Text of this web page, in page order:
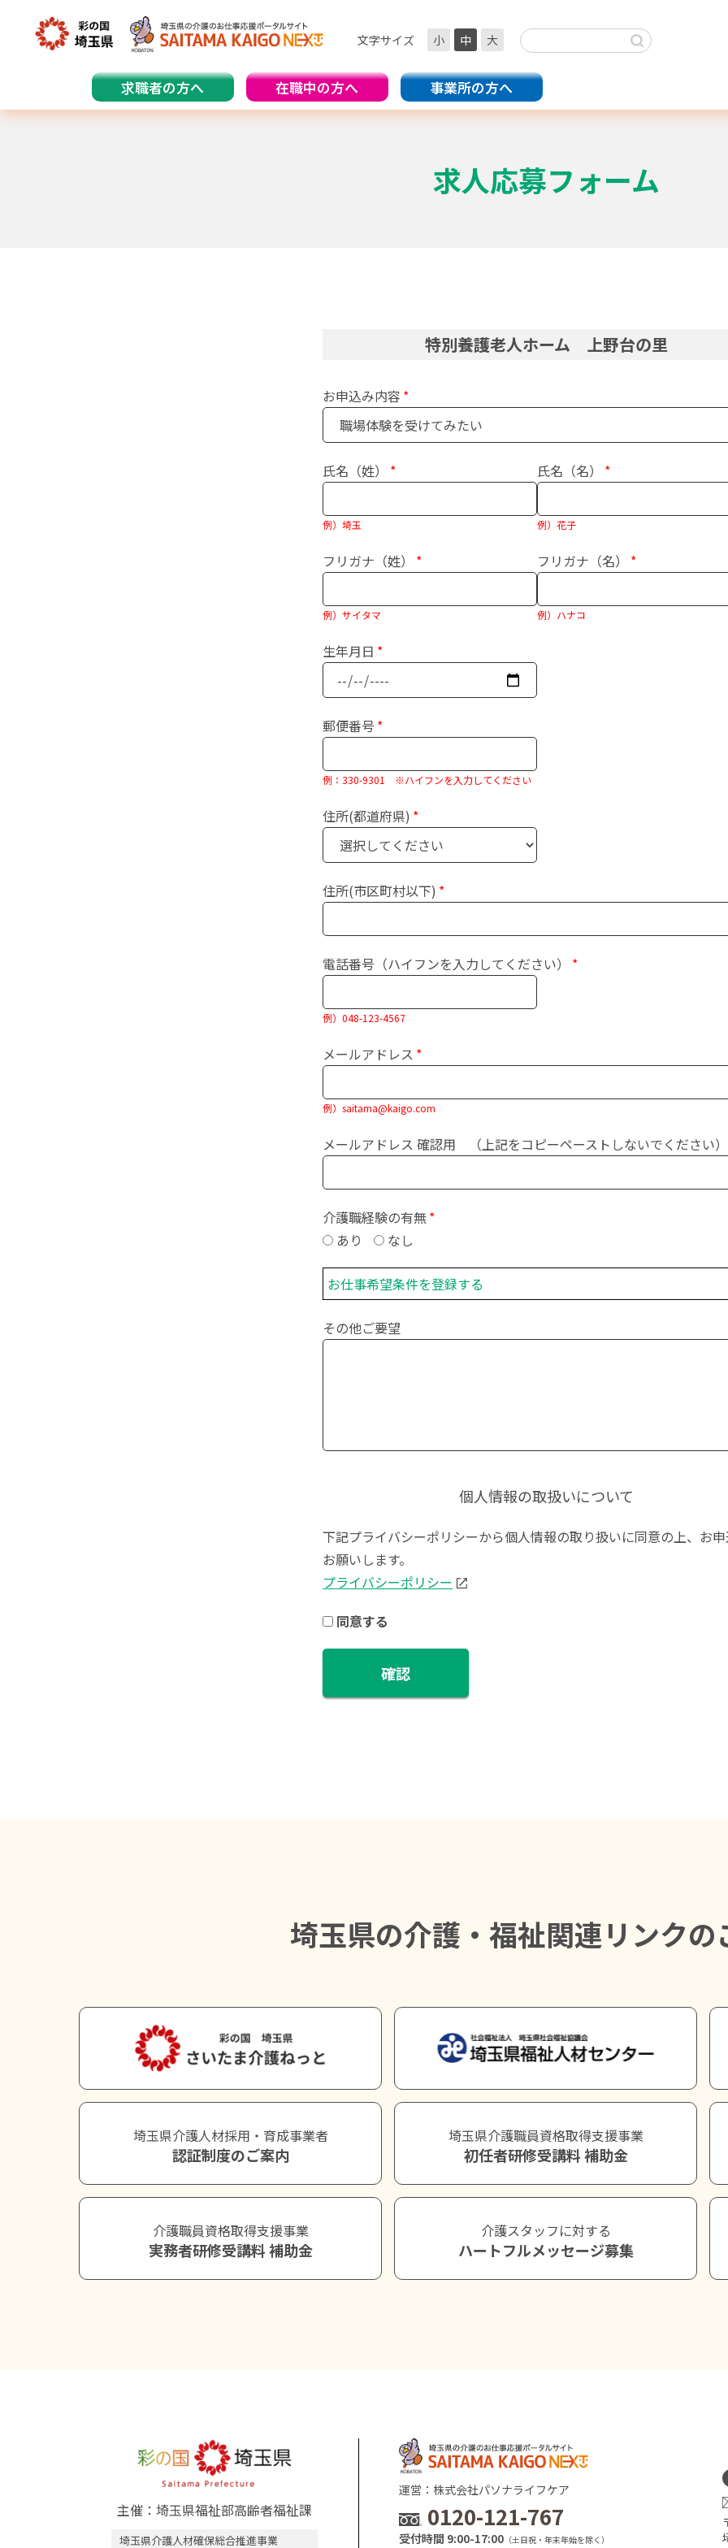
求職者の方へ 在職中の方へ 事業所の方へ
文字サイズ 小 中 大
求人応募フォーム
特別養護老人ホーム 上野台の里
お申込み内容
氏名（姓）
例）埼玉
氏名（名）
例）花子
フリガナ（姓）
例）サイタマ
フリガナ（名）
例）ハナコ
生年月日
郵便番号
例：330-9301 ※ハイフンを入力してください
住所(都道府県)
住所(市区町村以下)
電話番号（ハイフンを入力してください）
例）048-123-4567
メールアドレス
例）saitama@kaigo.com
メールアドレス 確認用 （上記をコピーペーストしないでください）
介護職経験の有無
あり
なし
お仕事希望条件を登録する
その他ご要望
個人情報の取扱いについて
下記プライバシーポリシーから個人情報の取り扱いに同意の上、お
お願いします。
プライバシーポリシー
同意する
埼玉県の介護・福祉関連リンクの
埼玉県介護人材採用・育成事業者
認証制度のご案内
埼玉県介護職員資格取得支援事業
初任者研修受講料 補助金
介護職員資格取得支援事業
実務者研修受講料 補助金
介護スタッフに対する
ハートフルメッセージ募集
主催：埼玉県福祉部高齢者福祉課
埼玉県介護人材確保総合推進事業
運営：株式会社パソナライフケア
0120-121-767
受付時間 9:00-17:00 （土日祝・年末年始を除く）